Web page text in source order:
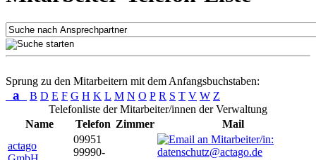
Sprung zu den Mitarbeitern mit dem Anfangsbuchstaben:
a B D E F G H K L M N O P R S T V W Z
Telefonliste der Mitarbeiter/innen der Verwaltung
Name
Telefon Zimmer
Mail
actago
09951
99990-